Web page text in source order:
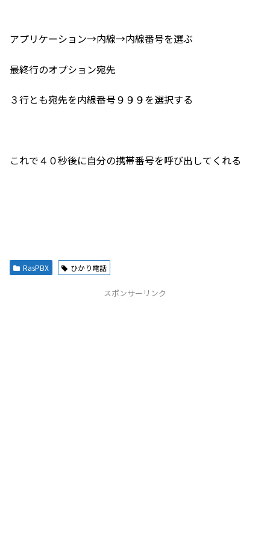
アプリケーション→内線→内線番号を選ぶ
最終行のオプション宛先
３行とも宛先を内線番号９９９を選択する
これで４０秒後に自分の携帯番号を呼び出してくれる
RasPBX ひかり電話
スポンサーリンク